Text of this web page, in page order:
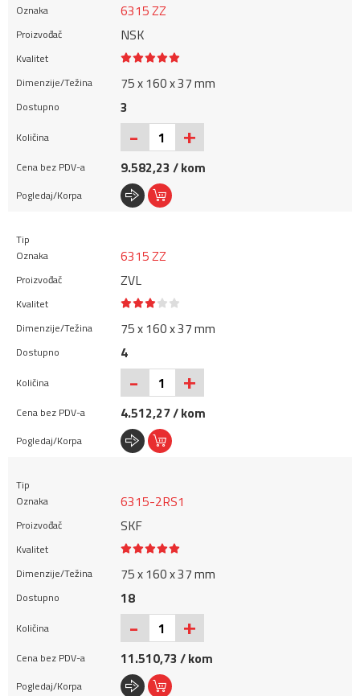
6315 ZZ
NSK
75 x 160 x 37 mm
3
- +
9.582,23 / kom
6315 ZZ
ZVL
75 x 160 x 37 mm
4
- +
4.512,27 / kom
6315-2RS1
SKF
75 x 160 x 37 mm
18
- +
11.510,73 / kom